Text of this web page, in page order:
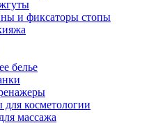
и фиксаторы стопы
белье
косметологии
массажа